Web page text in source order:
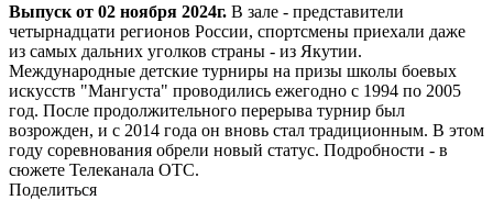
Выпуск от 02 ноября 2024г. В зале - представители
четырнадцати регионов России, спортсмены приехали даже
из самых дальних уголков страны - из Якутии.
Международные детские турниры на призы школы боевых
искусств "Мангуста" проводились ежегодно с 1994 по 2005
год. После продолжительного перерыва турнир был
возрожден, и с 2014 года он вновь стал традиционным. В этом
году соревнования обрели новый статус. Подробности - в
сюжете Телеканала ОТС.
Поделиться